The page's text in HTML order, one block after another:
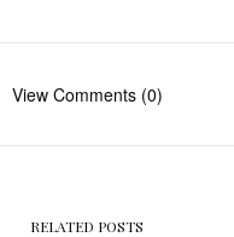
View Comments (0)
RELATED POSTS